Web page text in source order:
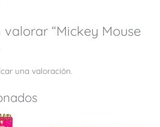
“Mickey Mouse
una valoración.